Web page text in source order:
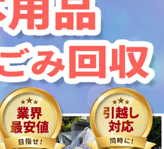
よくある質問
対応実績
対応エリア